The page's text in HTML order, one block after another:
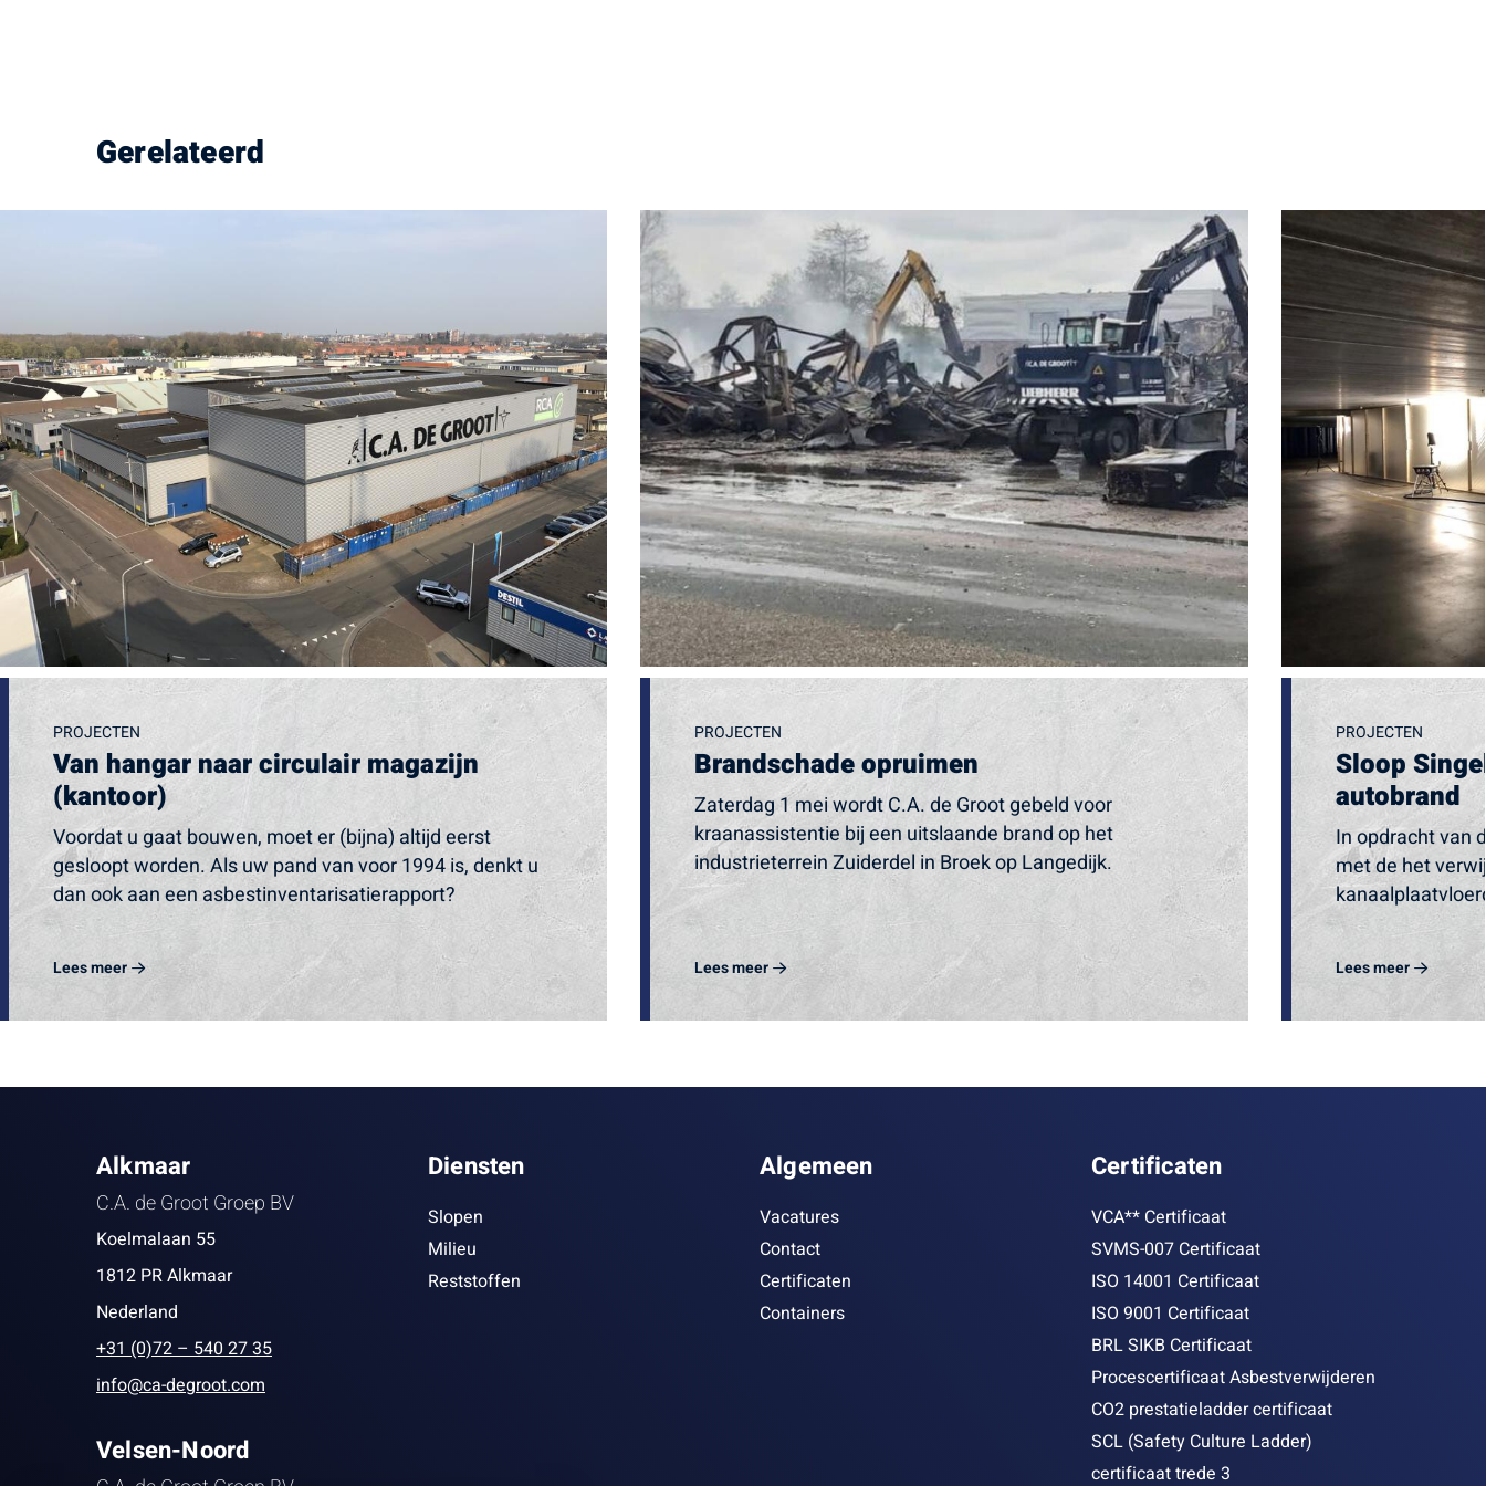
Gerelateerd
PROJECTEN
Van hangar naar circulair magazijn
(kantoor)
Voordat u gaat bouwen, moet er (bijna) altijd eerst
gesloopt worden. Als uw pand van voor 1994 is, denkt u
dan ook aan een asbestinventarisatierapport?
Lees meer
PROJECTEN
Brandschade opruimen
Zaterdag 1 mei wordt C.A. de Groot gebeld voor
kraanassistentie bij een uitslaande brand op het
industrieterrein Zuiderdel in Broek op Langedijk.
Lees meer
PROJECTEN
Sloop
autobrand
In opdracht van
met de het
Singelgarage
Lees meer
Alkmaar
C.A. de Groot Groep BV
Koelmalaan 55
1812 PR Alkmaar
Nederland
+31 (0)72 – 540 27 35
info@ca-degroot.com
Velsen-Noord
Diensten
Slopen
Milieu
Reststoffen
Algemeen
Vacatures
Contact
Certificaten
Containers
Certificaten
VCA** Certificaat
SVMS-007 Certificaat
ISO 14001 Certificaat
ISO 9001 Certificaat
BRL SIKB Certificaat
Procescertificaat Asbestverwijderen
CO2 prestatieladder certificaat
SCL (Safety Culture Ladder)
certificaat trede 3